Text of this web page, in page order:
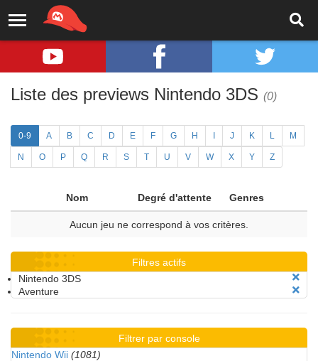
Liste des previews Nintendo 3DS (0)
0-9 A B C D E F G H J K L M
N O P Q R S T U V W X Y Z
Nom Degré d'attente Genres
Aucun jeu ne correspond à vos critères.
Filtres actifs
Nintendo 3DS
Aventure
Filtrer par console
Nintendo Wii (1081)